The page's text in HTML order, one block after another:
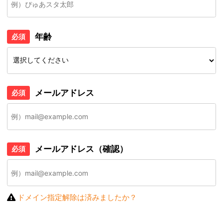
必須 年齢
必須 メールアドレス
必須 メールアドレス（確認）
ドメイン指定解除は済みましたか？